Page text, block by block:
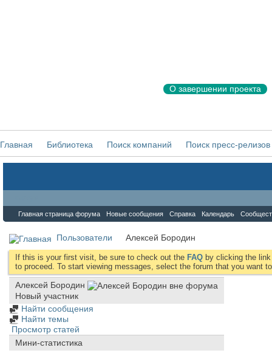
О завершении проекта
Главная Библиотека Поиск компаний Поиск пресс-релизов
Главная страница форума Новые сообщения Справка Календарь
Пользователи Алексей Бородин
If this is your first visit, be sure to check out the FAQ by clicking the
to proceed. To start viewing messages, select the forum that you want
Алексей Бородин
Новый участник
Найти сообщения
Найти темы
Просмотр статей
Мини-статистика